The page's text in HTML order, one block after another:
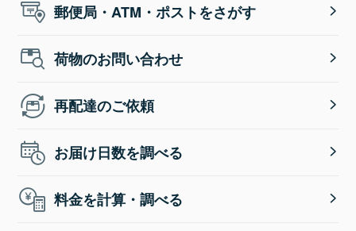
郵便局・ATM・ポストをさがす
荷物のお問い合わせ
再配達のご依頼
お届け日数を調べる
料金を計算・調べる